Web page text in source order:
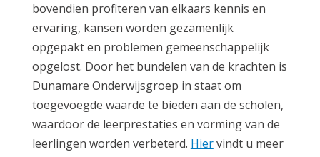
bovendien profiteren van elkaars kennis en
ervaring, kansen worden gezamenlijk
opgepakt en problemen gemeenschappelijk
opgelost. Door het bundelen van de krachten is
Dunamare Onderwijsgroep in staat om
toegevoegde waarde te bieden aan de scholen,
waardoor de leerprestaties en vorming van de
leerlingen worden verbeterd. Hiervindt u meer